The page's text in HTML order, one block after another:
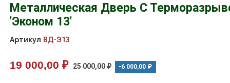
Металлическая Дверь С
'Эконом 13'
Артикул ВД-Э13
19 000,00 ₽ 25 000,00 ₽ -6 000,00 ₽